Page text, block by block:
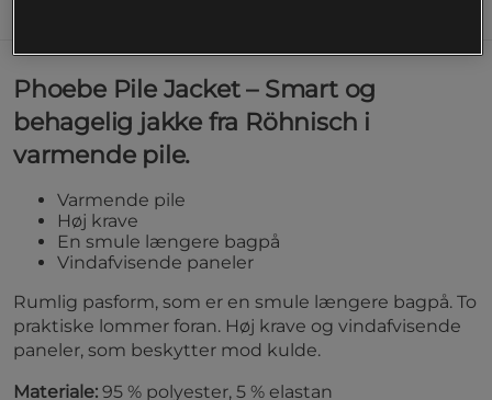
Phoebe Pile Jacket – Smart og
behagelig jakke fra Röhnisch i
varmende pile.
Varmende pile
Høj krave
En smule længere bagpå
Vindafvisende paneler
Rumlig pasform, som er en smule længere bagpå. To
praktiske lommer foran. Høj krave og vindafvisende
paneler, som beskytter mod kulde.
Materiale: 95 % polyester, 5 % elastan